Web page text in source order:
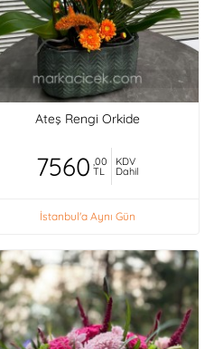
Ateş Rengi Orkide
7560 ,00
TL
KDV
Dahil
İstanbul'a Aynı Gün